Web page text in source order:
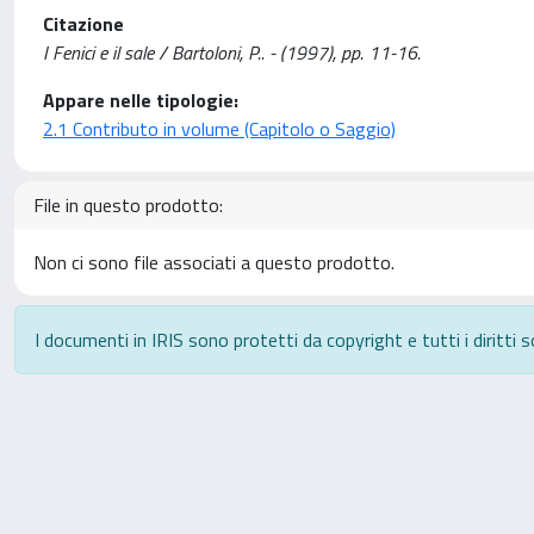
Citazione
I Fenici e il sale / Bartoloni, P.. - (1997), pp. 11-16.
Appare nelle tipologie:
2.1 Contributo in volume (Capitolo o Saggio)
File in questo prodotto:
Non ci sono file associati a questo prodotto.
I documenti in IRIS sono protetti da copyright e tutti i diritti